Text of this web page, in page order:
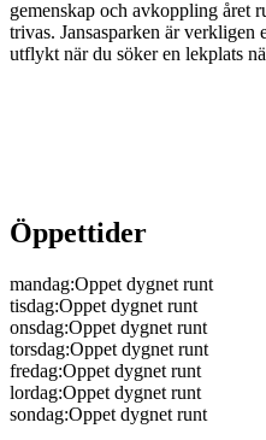
gemenskap och avkoppling året
trivas. Jansasparken är
utflykt när du söker en lekplats
Öppettider
mandag:Oppet dygnet runt
tisdag:Oppet dygnet runt
onsdag:Oppet dygnet runt
torsdag:Oppet dygnet runt
fredag:Oppet dygnet runt
lordag:Oppet dygnet runt
sondag:Oppet dygnet runt